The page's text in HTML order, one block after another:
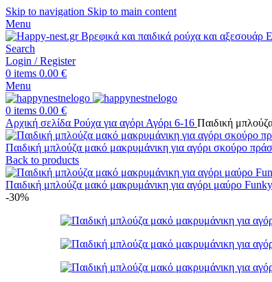
Skip to navigation Skip to main content
Menu
Search
Login / Register
0 items 0.00 €
Menu
0 items 0.00 €
Αρχική σελίδα Ρούχα για αγόρι Αγόρι 6-16 Παιδική
Παιδική μπλούζα μακό μακρυμάνικη για αγόρι σκούρο
Back to products
Παιδική μπλούζα μακό μακρυμάνικη για αγόρι μαύρο
-30%